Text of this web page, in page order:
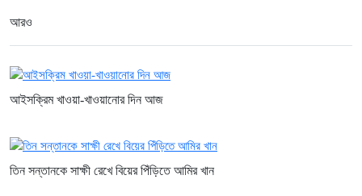
আরও
আইসক্রিম খাওয়া-খাওয়ানোর দিন আজ
তিন সন্তানকে সাক্ষী রেখে বিয়ের পিঁড়িতে আমির খান